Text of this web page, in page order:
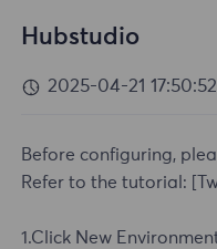
Hubstudio
2025-04-21 17:50:52
Before configuring,
Refer to the tutorial:
1.Click New